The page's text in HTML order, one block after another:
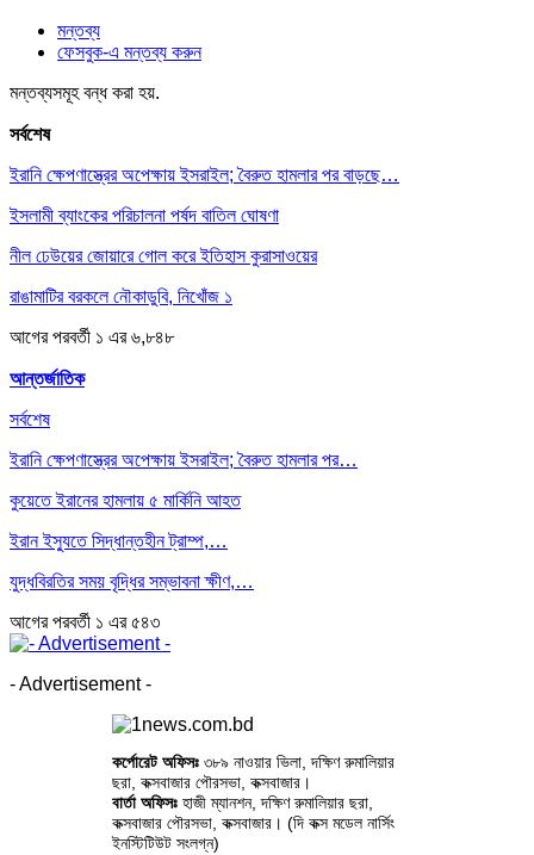
মন্তব্য
ফেসবুক-এ মন্তব্য করুন
মন্তব্যসমূহ বন্ধ করা হয়.
সর্বশেষ
ইরানি ক্ষেপণাস্ত্রের অপেক্ষায় ইসরাইল; বৈরুত হামলার পর বাড়ছে…
ইসলামী ব্যাংকের পরিচালনা পর্ষদ বাতিল ঘোষণা
নীল ঢেউয়ের জোয়ারে গোল করে ইতিহাস কুরাসাওয়ের
রাঙামাটির বরকলে নৌকাডুবি, নিখোঁজ ১
আগেরপরবর্তী ১ এর ৬,৮৪৮
আন্তর্জাতিক
সর্বশেষ
ইরানি ক্ষেপণাস্ত্রের অপেক্ষায় ইসরাইল; বৈরুত হামলার পর…
কুয়েতে ইরানের হামলায় ৫ মার্কিনি আহত
ইরান ইস্যুতে সিদ্ধান্তহীন ট্রাম্প,…
যুদ্ধবিরতির সময় বৃদ্ধির সম্ভাবনা ক্ষীণ,…
আগেরপরবর্তী ১ এর ৫৪৩
- Advertisement -
কর্পোরেট অফিসঃ ৩৮৯ নাওয়ার ভিলা, দক্ষিণ রুমালিয়ার
ছরা, কক্সবাজার পৌরসভা, কক্সবাজার।
বার্তা অফিসঃহাজী ম্যানশন, দক্ষিণ রুমালিয়ার ছরা,
কক্সবাজার পৌরসভা, কক্সবাজার। (দি কক্স মডেল নার্সিং
ইনস্টিটিউট সংলগ্ন)